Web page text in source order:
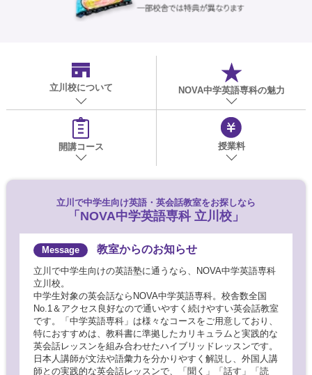
立川校について NOVA中学英語専科の魅力
開講コース 授業料
立川で中学生向け英語・英会話教室をお探しなら
「NOVA中学英語専科 立川校」
教室からのお知らせ
立川で中学生向けの英語塾に通うなら、NOVA中学英語専科
立川校。
中学生対象の英会話ならNOVA中学英語専科。校舎数全国
No.1＆アクセス良好なので通いやすく続けやすい英会話教室
です。「中学英語専科」は様々なコースをご用意しており、
特におすすめは、教科書に準拠したカリキュラムと実践的な
英会話レッスンを組み合わせたハイブリッドレッスンです。
日本人講師が文法や語彙力を分かりやすく解説し、外国人講
師との実践的な英会話レッスンで、「聞く」「話す」「読